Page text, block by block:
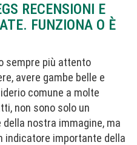
RECENSIONI E
FUNZIONA O È
sempre più attento
avere gambe belle e
comune a molte
non sono solo un
nostra immagine, ma
indicatore importante della